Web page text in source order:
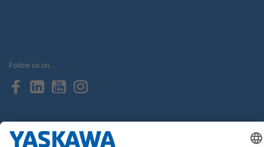
Follow us on...